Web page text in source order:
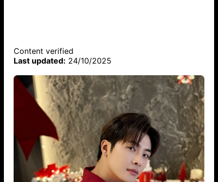
Content verified
Last updated: 24/10/2025